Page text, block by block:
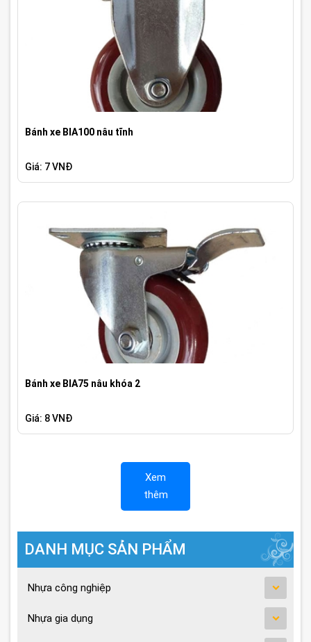
Bánh xe BIA100 nâu tĩnh
Giá: 7 VNĐ
Bánh xe BIA75 nâu khóa 2
Giá: 8 VNĐ
Xem
thêm
DANH MỤC SẢN PHẨM
Nhựa công nghiệp
Nhựa gia dụng